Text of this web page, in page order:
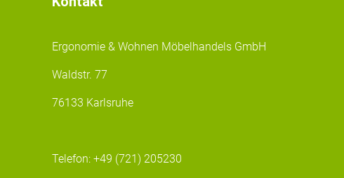
Ergonomie & Wohnen Möbelhandels GmbH
Waldstr. 77
76133 Karlsruhe
Telefon: +49 (721) 205230